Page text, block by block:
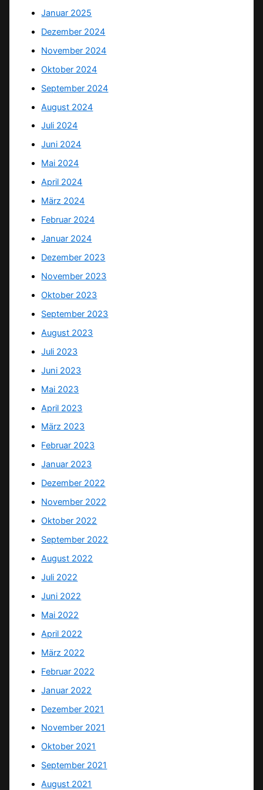
Januar 2025
Dezember 2024
November 2024
Oktober 2024
September 2024
August 2024
Juli 2024
Juni 2024
Mai 2024
April 2024
März 2024
Februar 2024
Januar 2024
Dezember 2023
November 2023
Oktober 2023
September 2023
August 2023
Juli 2023
Juni 2023
Mai 2023
April 2023
März 2023
Februar 2023
Januar 2023
Dezember 2022
November 2022
Oktober 2022
September 2022
August 2022
Juli 2022
Juni 2022
Mai 2022
April 2022
März 2022
Februar 2022
Januar 2022
Dezember 2021
November 2021
Oktober 2021
September 2021
August 2021